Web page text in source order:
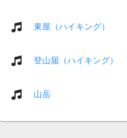
東屋（ハイキング）
登山届（ハイキング）
山岳